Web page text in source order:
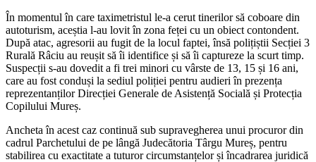
În momentul în care taximetristul le-a cerut tinerilor să coboare din
autoturism, aceștia l-au lovit în zona feței cu un obiect contondent.
După atac, agresorii au fugit de la locul faptei, însă polițiștii Secției 3
Rurală Râciu au reușit să îi identifice și să îi captureze la scurt timp.
Suspecții s-au dovedit a fi trei minori cu vârste de 13, 15 și 16 ani,
care au fost conduși la sediul poliției pentru audieri în prezența
reprezentanților Direcției Generale de Asistență Socială și Protecția
Copilului Mureș.
Ancheta în acest caz continuă sub supravegherea unui procuror din
cadrul Parchetului de pe lângă Judecătoria Târgu Mureș, pentru
stabilirea cu exactitate a tuturor circumstanțelor și încadrarea juridică